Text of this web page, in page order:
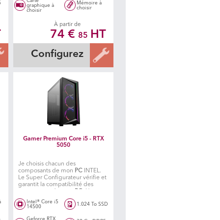
graphique à
choisir
Mémoire à
choisir
À partir de
74 € 85 HT
Configurez
Gamer Premium Core i5 - RTX
5050
Je choisis chacun des
composants de mon PC INTEL.
Le Super Configurateur vérifie et
garantit la compatibilité des
atelier spécialisé fabrique ensuite
mon PC.
Intel® Core i5
14500
1.024 To SSD
Geforce RTX